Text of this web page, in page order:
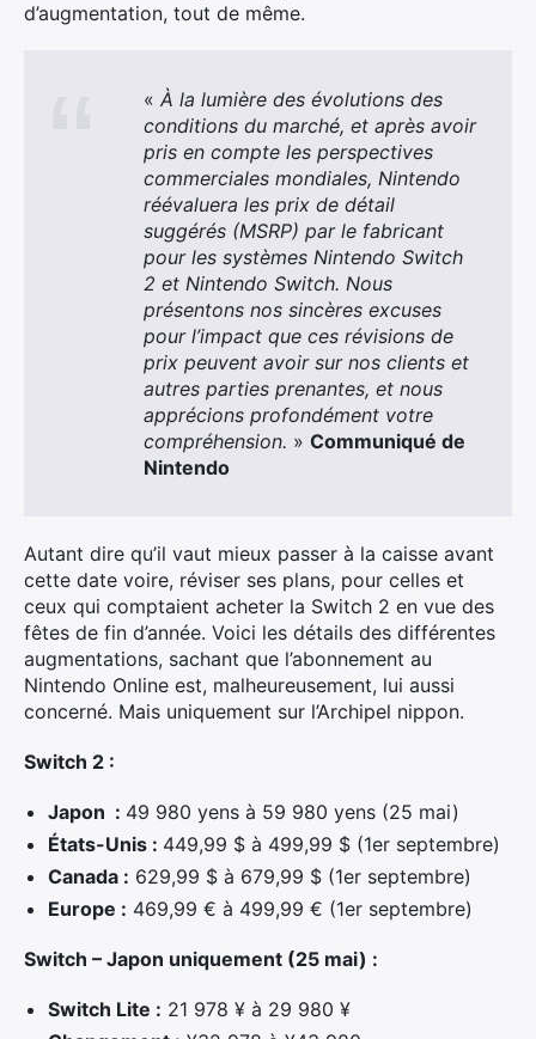
d’augmentation, tout de même.
« À la lumière des évolutions des
conditions du marché, et après avoir
pris en compte les perspectives
commerciales mondiales, Nintendo
réévaluera les prix de détail
suggérés (MSRP) par le fabricant
pour les systèmes Nintendo Switch
2 et Nintendo Switch. Nous
présentons nos sincères excuses
pour l’impact que ces révisions de
prix peuvent avoir sur nos clients et
autres parties prenantes, et nous
apprécions profondément votre
compréhension. » Communiqué de
Nintendo
Autant dire qu’il vaut mieux passer à la caisse avant
cette date voire, réviser ses plans, pour celles et
ceux qui comptaient acheter la Switch 2 en vue des
fêtes de fin d’année. Voici les détails des différentes
augmentations, sachant que l’abonnement au
Nintendo Online est, malheureusement, lui aussi
concerné. Mais uniquement sur l’Archipel nippon.
Switch 2 :
Japon : 49 980 yens à 59 980 yens (25 mai)
États-Unis : 449,99 $ à 499,99 $ (1er septembre)
Canada : 629,99 $ à 679,99 $ (1er septembre)
Europe : 469,99 € à 499,99 € (1er septembre)
Switch – Japon uniquement (25 mai) :
Switch Lite : 21 978 ¥ à 29 980 ¥